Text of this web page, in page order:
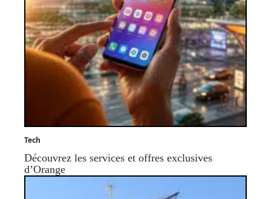
Tech
Découvrez les services et offres exclusives
d’Orange